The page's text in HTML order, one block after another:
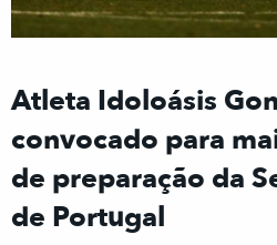
Atleta Idoloásis
convocado para
de preparação da
de Portugal